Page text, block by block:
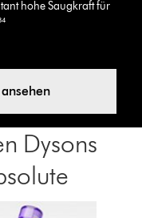
hohe Saugkraft für
Dysons